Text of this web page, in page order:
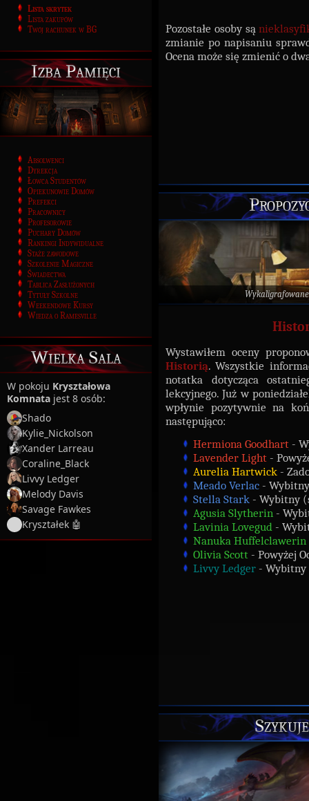
Lista skrytek
Lista zakupów
Twój rachunek w BG
Izba Pamięci
Absolwenci
Dyrekcja
Łowca Studentów
Opiekunowie Domów
Prefekci
Pracownicy
Profesorowie
Puchary Domów
Rankingi Indywidualne
Staże zawodowe
Szkolenie Magiczne
Świadectwa
Tablica Zasłużonych
Tytuły Szkolne
Weekendowe Kursy
Wiedza o Ramesville
Wielka Sala
W pokoju Kryształowa
Komnata jest 8 osób:
Shado
Kylie_Nickolson
Xander Larreau
Coraline_Black
Livvy Ledger
Melody Davis
Savage Fawkes
Kryształek 🤖
Pozostałe osoby są
zmianie po napisaniu
Ocena może się zmienić o
Wystawiłem oceny
Historią. Wszystkie
notatka dotycząca
lekcyjnego. Już w
wpłynie pozytywnie na
następująco:
Hermiona Goodhart -
Lavender Light -
Aurelia Hartwick -
Meado Verlac -
Stella Stark - Wybitny
Agusia Slytherin -
Lavinia Lovegud -
Nanuka Huffelclawerin
Olivia Scott - Powyżej
Livvy Ledger - Wybitny